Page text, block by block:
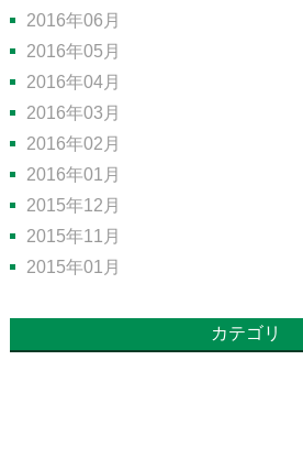
2016年06月
2016年05月
2016年04月
2016年03月
2016年02月
2016年01月
2015年12月
2015年11月
2015年01月
カテゴリ